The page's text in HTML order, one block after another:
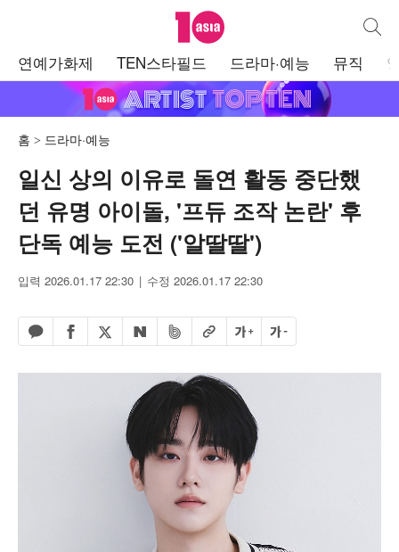
텐아시아 통합
연예가화제 TEN스타필드 드라마·예능 뮤직
홈 드라마·예능
일신 상의 이유로 돌연 활동 중단했
던 유명 아이돌, '프듀 조작 논란' 후
단독 예능 도전 ('알딸딸')
입력 2026.01.17 22:30 수정 2026.01.17 22:30
카카오톡 공유하기
페이스북 공유하기
엑스 공유하기
네이버 공유하기
밴드 공유하기
URL복사글자 크게글자 작게